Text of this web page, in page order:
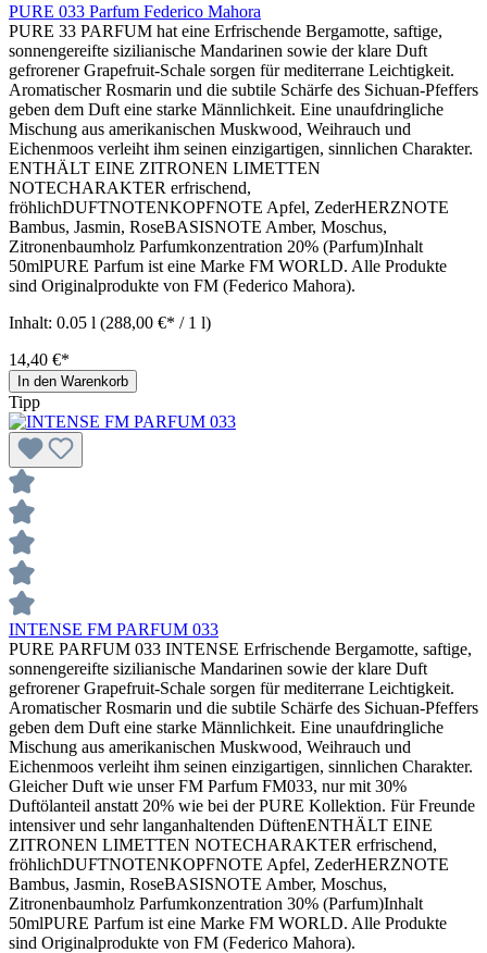
PURE 033 Parfum Federico Mahora
PURE 33 PARFUM hat eine Erfrischende Bergamotte, saftige,
sonnengereifte sizilianische Mandarinen sowie der klare Duft
gefrorener Grapefruit-Schale sorgen für mediterrane Leichtigkeit.
Aromatischer Rosmarin und die subtile Schärfe des Sichuan-Pfeffers
geben dem Duft eine starke Männlichkeit. Eine unaufdringliche
Mischung aus amerikanischen Muskwood, Weihrauch und
Eichenmoos verleiht ihm seinen einzigartigen, sinnlichen Charakter.
ENTHÄLT EINE ZITRONEN LIMETTEN
NOTECHARAKTER erfrischend,
fröhlichDUFTNOTENKOPFNOTE Apfel, ZederHERZNOTE
Bambus, Jasmin, RoseBASISNOTE Amber, Moschus,
Zitronenbaumholz Parfumkonzentration 20% (Parfum)Inhalt
50mlPURE Parfum ist eine Marke FM WORLD. Alle Produkte
sind Originalprodukte von FM (Federico Mahora).
Inhalt: 0.05 l (288,00 €* / 1 l)
14,40 €*
In den Warenkorb
Tipp
INTENSE FM PARFUM 033
PURE PARFUM 033 INTENSE Erfrischende Bergamotte, saftige,
sonnengereifte sizilianische Mandarinen sowie der klare Duft
gefrorener Grapefruit-Schale sorgen für mediterrane Leichtigkeit.
Aromatischer Rosmarin und die subtile Schärfe des Sichuan-Pfeffers
geben dem Duft eine starke Männlichkeit. Eine unaufdringliche
Mischung aus amerikanischen Muskwood, Weihrauch und
Eichenmoos verleiht ihm seinen einzigartigen, sinnlichen Charakter.
Gleicher Duft wie unser FM Parfum FM033, nur mit 30%
Duftölanteil anstatt 20% wie bei der PURE Kollektion. Für Freunde
intensiver und sehr langanhaltenden DüftenENTHÄLT EINE
ZITRONEN LIMETTEN NOTECHARAKTER erfrischend,
fröhlichDUFTNOTENKOPFNOTE Apfel, ZederHERZNOTE
Bambus, Jasmin, RoseBASISNOTE Amber, Moschus,
Zitronenbaumholz Parfumkonzentration 30% (Parfum)Inhalt
50mlPURE Parfum ist eine Marke FM WORLD. Alle Produkte
sind Originalprodukte von FM (Federico Mahora).